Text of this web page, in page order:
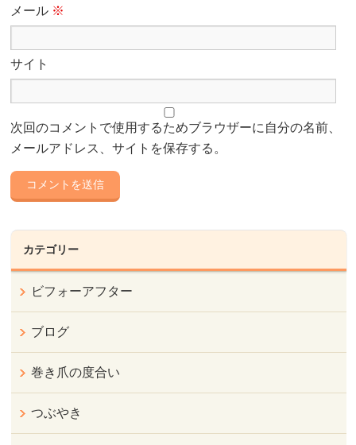
メール ※
サイト
次回のコメントで使用するためブラウザーに自分の名前、
メールアドレス、サイトを保存する。
カテゴリー
ビフォーアフター
ブログ
巻き爪の度合い
つぶやき